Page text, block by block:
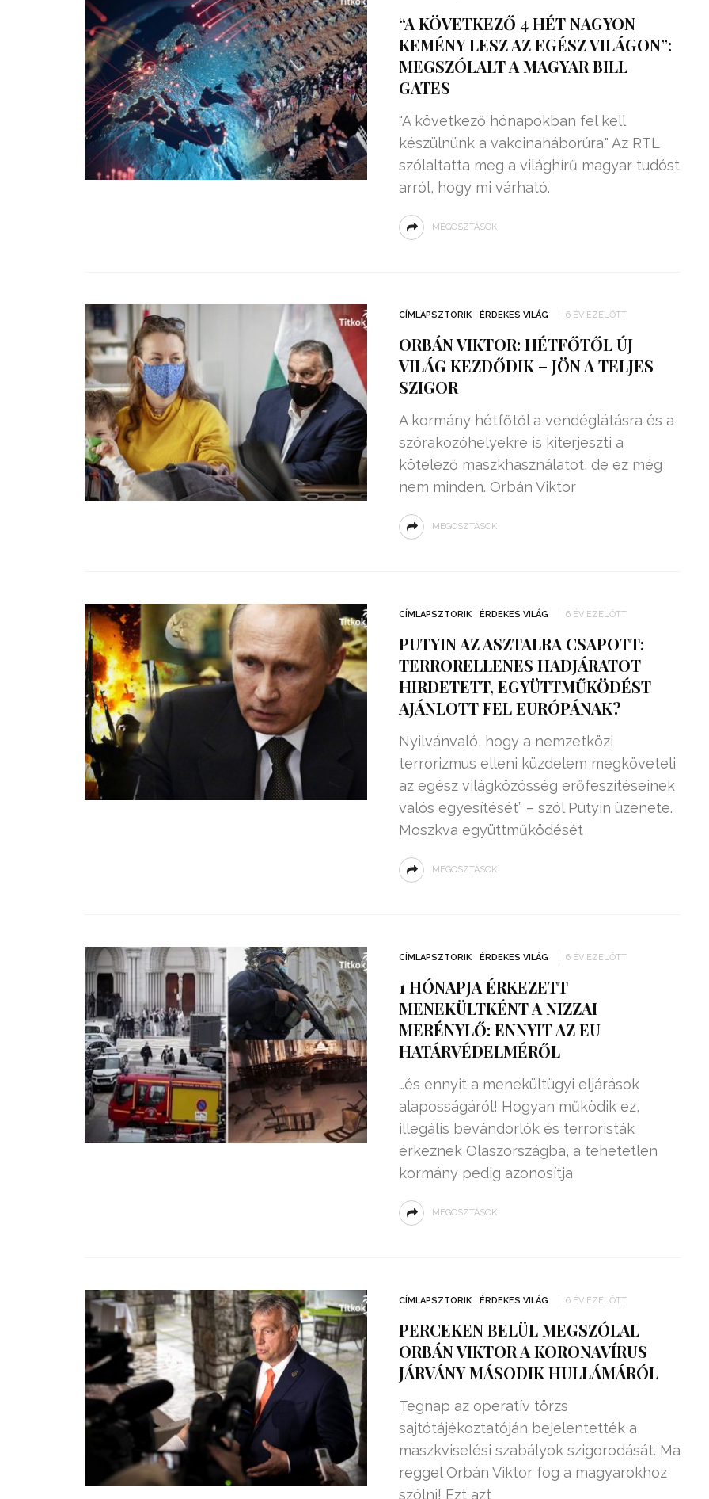
“A KÖVETKEZŐ 4 HÉT NAGYON
KEMÉNY LESZ AZ EGÉSZ VILÁGON”:
MEGSZÓLALT A MAGYAR BILL
GATES
"A következő hónapokban fel kell
készülnünk a vakcinaháborúra." Az RTL
szólaltatta meg a világhírű magyar tudóst
arról, hogy mi várható.
MEGOSZTÁSOK
CÍMLAPSZTORIK ÉRDEKES VILÁG 6 ÉV EZELŐTT
ORBÁN VIKTOR: HÉTFŐTŐL ÚJ
VILÁG KEZDŐDIK – JÖN A TELJES
SZIGOR
A kormány hétfőtől a vendéglátásra és a
szórakozóhelyekre is kiterjeszti a
kötelező maszkhasználatot, de ez még
nem minden. Orbán Viktor
MEGOSZTÁSOK
CÍMLAPSZTORIK ÉRDEKES VILÁG 6 ÉV EZELŐTT
PUTYIN AZ ASZTALRA CSAPOTT:
TERRORELLENES HADJÁRATOT
HIRDETETT, EGYÜTTMŰKÖDÉST
AJÁNLOTT FEL EURÓPÁNAK?
Nyilvánvaló, hogy a nemzetközi
terrorizmus elleni küzdelem megköveteli
az egész világközösség erőfeszítéseinek
valós egyesítését” – szól Putyin üzenete.
Moszkva együttműködését
MEGOSZTÁSOK
CÍMLAPSZTORIK ÉRDEKES VILÁG 6 ÉV EZELŐTT
1 HÓNAPJA ÉRKEZETT
MENEKÜLTKÉNT A NIZZAI
MERÉNYLŐ: ENNYIT AZ EU
HATÁRVÉDELMÉRŐL
…és ennyit a menekültügyi eljárások
alaposságáról! Hogyan működik ez,
illegális bevándorlók és terroristák
érkeznek Olaszországba, a tehetetlen
kormány pedig azonosítja
MEGOSZTÁSOK
CÍMLAPSZTORIK ÉRDEKES VILÁG 6 ÉV EZELŐTT
PERCEKEN BELÜL MEGSZÓLAL
ORBÁN VIKTOR A KORONAVÍRUS
JÁRVÁNY MÁSODIK HULLÁMÁRÓL
Tegnap az operatív törzs
sajtótájékoztatóján bejelentették a
maszkviselési szabályok szigorodását. Ma
reggel Orbán Viktor fog a magyarokhoz
szólni! Ezt azt